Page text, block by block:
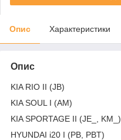
Опис Характеристики
Опис
KIA RIO II (JB)
KIA SOUL I (AM)
KIA SPORTAGE II (JE_, KM_)
HYUNDAI i20 I (PB, PBT)